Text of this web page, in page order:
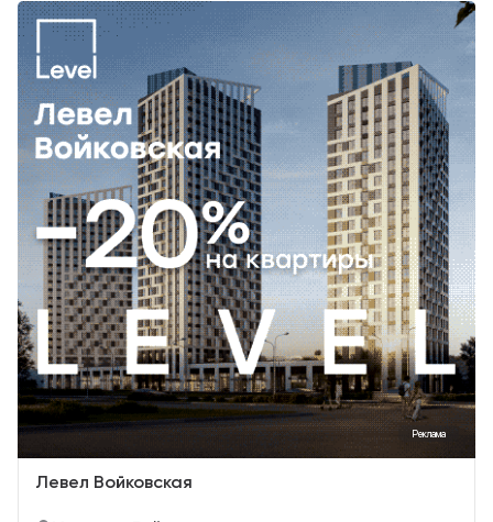
Реклама
Левел Войковская